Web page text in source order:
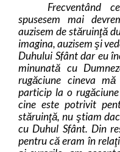
Frecventând
spusesem mai
auzisem de stăruinţă
imagina, auzisem şi
Duhului Sfânt dar eu
minunată cu
rugăciune cineva
particip la o
cine este potrivit
stăruinţă, nu ştiam
cu Duhul Sfânt. Din
pentru că eram în